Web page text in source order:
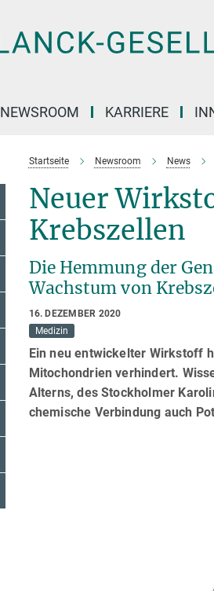
NEWSROOM KARRIERE
Startseite Newsroom News
Neuer
Krebszellen
Die Hemmung der
Wachstum von
16. DEZEMBER 2020
Medizin
Ein neu entwickelter Wirkstoff
Mitochondrien verhindert.
Alterns, des Stockholmer
chemische Verbindung auch